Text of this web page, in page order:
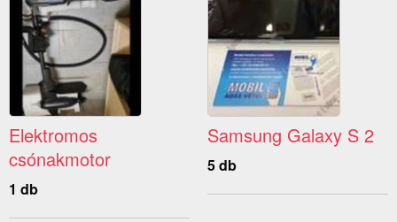
Elektromos
csónakmotor
1 db
Samsung Galaxy S 2
5 db